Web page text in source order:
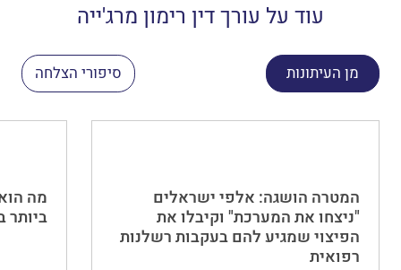
עוד על עורך דין רימון מרג'ייה
מן העיתונות סיפורי הצלחה
המטרה הושגה: אלפי ישראלים
"ניצחו את המערכת" וקיבלו את
הפיצוי שמגיע להם בעקבות רשלנות
רפואית
מה
ביותר